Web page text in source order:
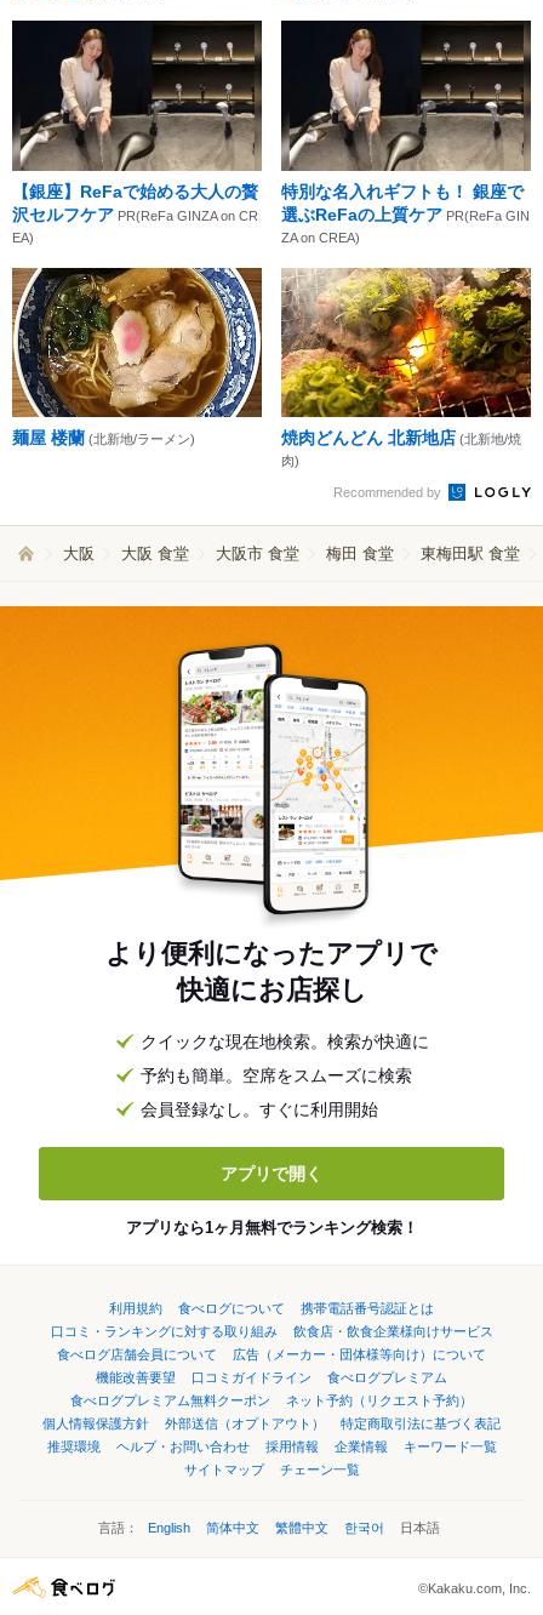
【銀座】ReFaで始める大人の贅
沢セルフケア PR(ReFa GINZA on CR
EA)
特別な名入れギフトも！ 銀座で
選ぶReFaの上質ケア PR(ReFa GIN
ZA on CREA)
麺屋 楼蘭 (北新地/ラーメン) 焼肉どんどん 北新地店 (北新地/焼
肉)
Recommended by
大阪 大阪 食堂 大阪市 食堂 梅田 食堂 東梅田駅 食堂
より便利になったアプリで
快適にお店探し
クイックな現在地検索。検索が快適に
予約も簡単。空席をスムーズに検索
会員登録なし。すぐに利用開始
アプリで開く
アプリなら1ヶ月無料でランキング検索！
利用規約 食べログについて
携帯電話番号認証とは
口コミ・ランキングに対する取り組み
飲食店・飲食企業様向けサービス
食べログ店舗会員について
広告（メーカー・団体様等向け）について
機能改善要望
口コミガイドライン
食べログプレミアム
食べログプレミアム無料クーポン
ネット予約（リクエスト予約）
個人情報保護方針
外部送信（オプトアウト）
特定商取引法に基づく表記
推奨環境
ヘルプ・お問い合わせ 採用情報 企業情報
キーワード一覧
サイトマップ
チェーン一覧
言語： English 简体中文 繁體中文 한국어 日本語
©Kakaku.com, Inc.